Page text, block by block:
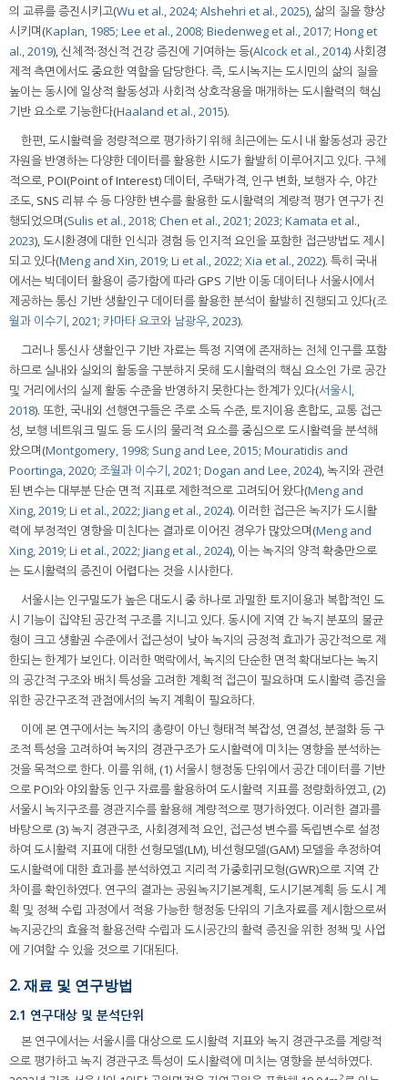
의 교류를 증진시키고(Wu et al., 2024; Alshehri et al., 2025), 삶의 질을 향상
시키며(Kaplan, 1985; Lee et al., 2008; Biedenweg et al., 2017; Hong et
al., 2019), 신체적·정신적 건강 증진에 기여하는 등(Alcock et al., 2014) 사회경
제적 측면에서도 중요한 역할을 담당한다. 즉, 도시녹지는 도시민의 삶의 질을
높이는 동시에 일상적 활동성과 사회적 상호작용을 매개하는 도시활력의 핵심
기반 요소로 기능한다(Haaland et al., 2015).
한편, 도시활력을 정량적으로 평가하기 위해 최근에는 도시 내 활동성과 공간
자원을 반영하는 다양한 데이터를 활용한 시도가 활발히 이루어지고 있다. 구체
적으로, POI(Point of Interest) 데이터, 주택가격, 인구 변화, 보행자 수, 야간
조도, SNS 리뷰 수 등 다양한 변수를 활용한 도시활력의 계량적 평가 연구가 진
행되었으며(Sulis et al., 2018; Chen et al., 2021; 2023; Kamata et al.,
2023), 도시환경에 대한 인식과 경험 등 인지적 요인을 포함한 접근방법도 제시
되고 있다(Meng and Xin, 2019; Li et al., 2022; Xia et al., 2022). 특히 국내
에서는 빅데이터 활용이 증가함에 따라 GPS 기반 이동 데이터나 서울시에서
제공하는 통신 기반 생활인구 데이터를 활용한 분석이 활발히 진행되고 있다(조
월과 이수기, 2021; 카마타 요코와 남광우, 2023).
그러나 통신사 생활인구 기반 자료는 특정 지역에 존재하는 전체 인구를 포함
하므로 실내와 실외의 활동을 구분하지 못해 도시활력의 핵심 요소인 가로 공간
및 거리에서의 실제 활동 수준을 반영하지 못한다는 한계가 있다(서울시,
2018). 또한, 국내외 선행연구들은 주로 소득 수준, 토지이용 혼합도, 교통 접근
성, 보행 네트워크 밀도 등 도시의 물리적 요소를 중심으로 도시활력을 분석해
왔으며(Montgomery, 1998; Sung and Lee, 2015; Mouratidis and
Poortinga, 2020; 조월과 이수기, 2021; Dogan and Lee, 2024), 녹지와 관련
된 변수는 대부분 단순 면적 지표로 제한적으로 고려되어 왔다(Meng and
Xing, 2019; Li et al., 2022; Jiang et al., 2024). 이러한 접근은 녹지가 도시활
력에 부정적인 영향을 미친다는 결과로 이어진 경우가 많았으며(Meng and
Xing, 2019; Li et al., 2022; Jiang et al., 2024), 이는 녹지의 양적 확충만으로
는 도시활력의 증진이 어렵다는 것을 시사한다.
서울시는 인구밀도가 높은 대도시 중 하나로 과밀한 토지이용과 복합적인 도
시 기능이 집약된 공간적 구조를 지니고 있다. 동시에 지역 간 녹지 분포의 불균
형이 크고 생활권 수준에서 접근성이 낮아 녹지의 긍정적 효과가 공간적으로 제
한되는 한계가 보인다. 이러한 맥락에서, 녹지의 단순한 면적 확대보다는 녹지
의 공간적 구조와 배치 특성을 고려한 계획적 접근이 필요하며 도시활력 증진을
위한 공간구조적 관점에서의 녹지 계획이 필요하다.
이에 본 연구에서는 녹지의 총량이 아닌 형태적 복잡성, 연결성, 분절화 등 구
조적 특성을 고려하여 녹지의 경관구조가 도시활력에 미치는 영향을 분석하는
것을 목적으로 한다. 이를 위해, (1) 서울시 행정동 단위에서 공간 데이터를 기반
으로 POI와 야외활동 인구 자료를 활용하여 도시활력 지표를 정량화하였고, (2)
서울시 녹지구조를 경관지수를 활용해 계량적으로 평가하였다. 이러한 결과를
바탕으로 (3) 녹지 경관구조, 사회경제적 요인, 접근성 변수를 독립변수로 설정
하여 도시활력 지표에 대한 선형모델(LM), 비선형모델(GAM) 모델을 추정하여
도시활력에 대한 효과를 분석하였고 지리적 가중회귀모형(GWR)으로 지역 간
차이를 확인하였다. 연구의 결과는 공원녹지기본계획, 도시기본계획 등 도시 계
획 및 정책 수립 과정에서 적용 가능한 행정동 단위의 기초자료를 제시함으로써
녹지공간의 효율적 활용전략 수립과 도시공간의 활력 증진을 위한 정책 및 사업
에 기여할 수 있을 것으로 기대된다.
2. 재료 및 연구방법
2.1 연구대상 및 분석단위
본 연구에서는 서울시를 대상으로 도시활력 지표와 녹지 경관구조를 계량적
으로 평가하고 녹지 경관구조 특성이 도시활력에 미치는 영향을 분석하였다.